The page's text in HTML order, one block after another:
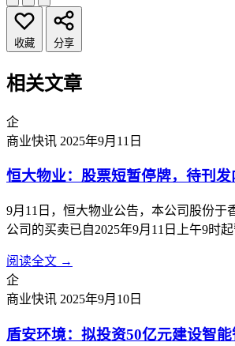
收藏 分享
相关文章
企
商业快讯 2025年9月11日
恒大物业：股票短暂停牌，待刊
9月11日，恒大物业公告，本公司股份于
公司的买卖已自2025年9月11日上午9时
告。
阅读全文 →
企
商业快讯 2025年9月10日
盾安环境：拟投资50亿元建设智